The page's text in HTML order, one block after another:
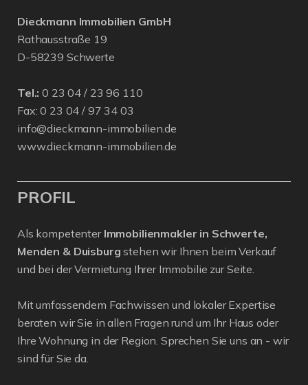
Dieckmann Immobilien GmbH
Rathausstraße 19
D-58239 Schwerte
Tel.: 0 23 04 / 23 96 110
Fax: 0 23 04 / 97 34 03
info@dieckmann-immobilien.de
www.dieckmann-immobilien.de
PROFIL
Als kompetenter Immobilienmakler in Schwerte,
Menden & Duisburg stehen wir Ihnen beim Verkauf
und bei der Vermietung Ihrer Immobilie zur Seite.
Mit umfassendem Fachwissen und lokaler Expertise
beraten wir Sie in allen Fragen rund um Ihr Haus oder
Ihre Wohnung in der Region. Sprechen Sie uns an - wir
sind für Sie da.